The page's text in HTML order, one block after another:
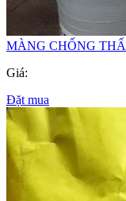
MÀNG CHỐNG
Giá:
Đặt mua